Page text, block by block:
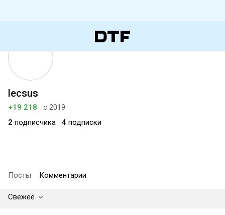
lecsus
+19 218
с 2019
2 подписчика 4 подписки
Посты Комментарии
Свежее